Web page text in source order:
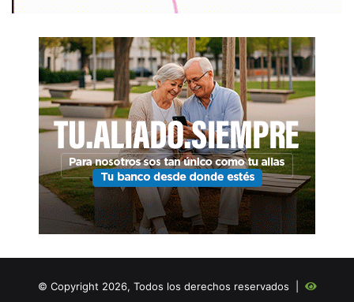
© Copyright 2026, Todos los derechos reservados |